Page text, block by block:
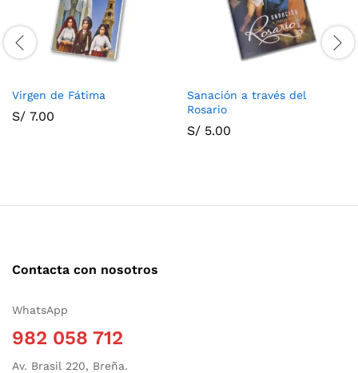
Virgen de Fátima
S/ 7.00
Sanación a través del
Rosario
S/ 5.00
Contacta con nosotros
WhatsApp
982 058 712
Av. Brasil 220, Breña.